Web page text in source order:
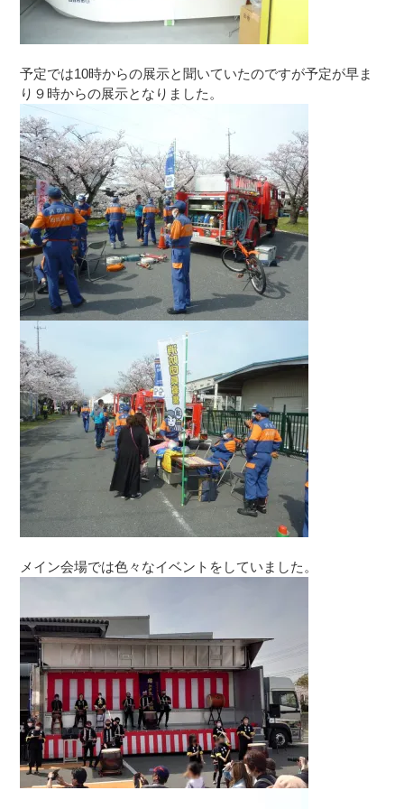
予定では10時からの展示と聞いていたのですが予定が早ま
り９時からの展示となりました。
メイン会場では色々なイベントをしていました。